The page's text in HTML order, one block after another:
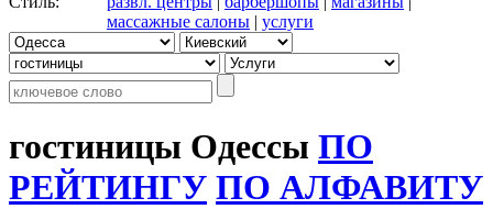
массажные салоны | услуги
гостиницы Одессы ПО
РЕЙТИНГУ ПО АЛФАВИТУ